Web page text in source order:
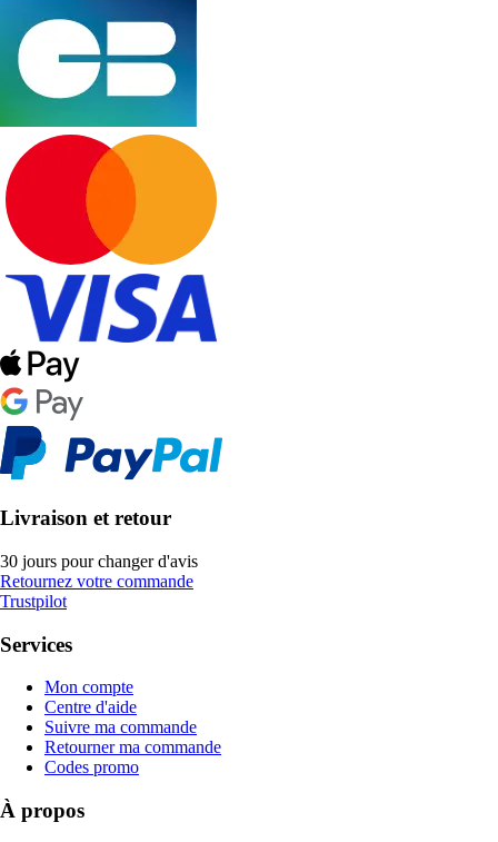
Livraison et retour
30 jours pour changer d'avis
Retournez votre commande
Trustpilot
Services
Mon compte
Centre d'aide
Suivre ma commande
Retourner ma commande
Codes promo
À propos